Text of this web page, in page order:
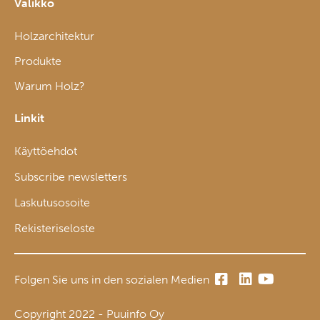
Valikko
Holzarchitektur
Produkte
Warum Holz?
Linkit
Käyttöehdot
Subscribe newsletters
Laskutusosoite
Rekisteriseloste
Folgen Sie uns in den sozialen Medien
Copyright 2022 - Puuinfo Oy